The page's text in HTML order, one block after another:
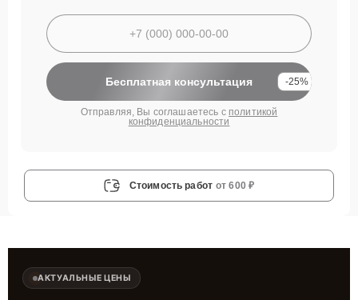
Бесплатная консультация -25%
Отправляя, Вы соглашаетесь с политикой
конфиденциальности
Стоимость работ от 600 ₽
АКТУАЛЬНЫЕ ЦЕНЫ